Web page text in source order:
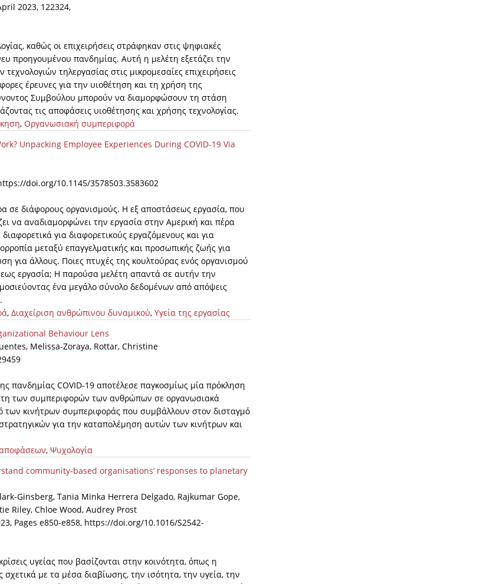
2023, 122324,
καθώς οι επιχειρήσεις στράφηκαν στις ψηφιακές
προηγουμένου πανδημίας. Αυτή η μελέτη εξετάζει την
τηλεργασίας στις μικρομεσαίες επιχειρήσεις
έρευνες για την υιοθέτηση και τη χρήση της
Συμβούλου μπορούν να διαμορφώσουν τη στάση
τις αποφάσεις υιοθέτησης και χρήσης τεχνολογίας.
, Οργανωσιακή συμπεριφορά
Unpacking Employee Experiences During COVID-19 Via
doi.org/10.1145/3578503.3583602
σε διάφορους οργανισμούς. Η εξ αποστάσεως εργασία, που
να αναδιαμορφώνει την εργασία στην Αμερική και πέρα
για διαφορετικούς εργαζόμενους και για
μεταξύ επαγγελματικής και προσωπικής ζωής για
για άλλους. Ποιες πτυχές της κουλτούρας ενός οργανισμού
εργασία; Η παρούσα μελέτη απαντά σε αυτήν την
ένα μεγάλο σύνολο δεδομένων από απόψεις
, Διαχείριση ανθρώπινου δυναμικού, Υγεία της εργασίας
Behaviour Lens
Melissa-Zoraya, Rottar, Christine
πανδημίας COVID-19 αποτέλεσε παγκοσμίως μία πρόκληση
των συμπεριφορών των ανθρώπων σε οργανωσιακά
των κινήτρων συμπεριφοράς που συμβάλλουν στον δισταγμό
για την καταπολέμηση αυτών των κινήτρων και
, Ψυχολογία
community-based organisations’ responses to planetary
Ginsberg, Tania Minka Herrera Delgado, Rajkumar Gope,
Riley, Chloe Wood, Audrey Prost
Pages e850-e858, https://doi.org/10.1016/S2542-
υγείας που βασίζονται στην κοινότητα, όπως η
με τα μέσα διαβίωσης, την ισότητα, την υγεία, την